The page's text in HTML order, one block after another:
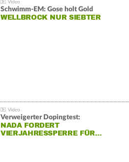
Schwimm-EM: Gose holt Gold
WELLBROCK NUR SIEBTER
Verweigerter Dopingtest:
NADA FORDERT
VIERJAHRESSPERRE FÜR…